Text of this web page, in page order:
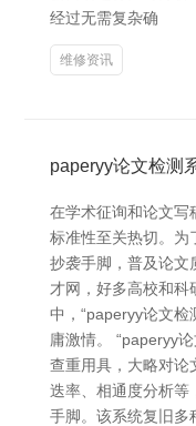
经过无需复杂确
维修资讯
paperyy论文检测
在学术征询和论文写
标准性至关热切。为
抄袭手脚，普及论文
才网，好多高校和科
中，“paperyy论文检
庸激情。 “paperyy
查重用具，大略对论
迭率、相通度分析等
手脚。该系统复旧多